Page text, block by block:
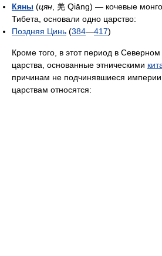
Кяны (цян, 羌 Qiāng) — кочевые
Тибета, основали одно царство:
Поздняя Цинь (384—417)
Кроме того, в этот период в
царства, основанные этническими
причинам не подчинявшиеся империи
царствам относятся: